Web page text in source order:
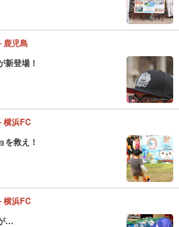
鹿児島
新登場！
横浜FC
を救え！
横浜FC
…